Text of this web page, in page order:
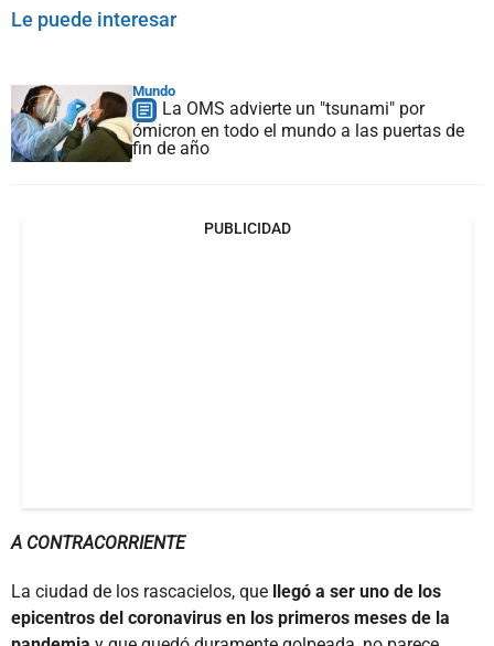
Le puede interesar
Mundo
La OMS advierte un "tsunami" por
ómicron en todo el mundo a las puertas de
fin de año
PUBLICIDAD
A CONTRACORRIENTE
La ciudad de los rascacielos, que llegó a ser uno de los
epicentros del coronavirus en los primeros meses de la